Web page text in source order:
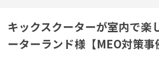
キックスクーターが室内で楽
ーターランド様【MEO対策事